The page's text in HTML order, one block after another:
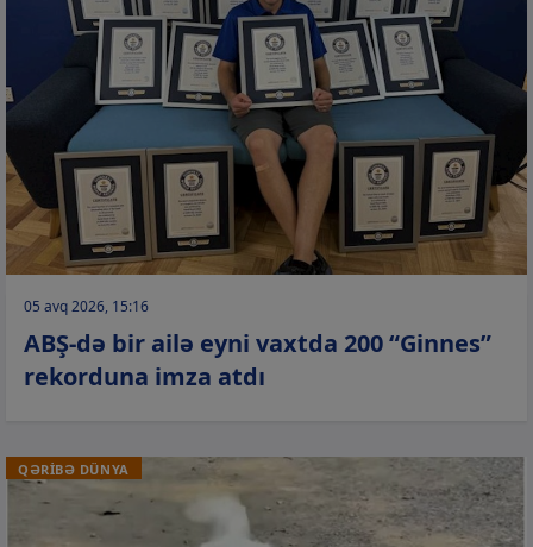
05 avq 2026, 15:16
ABŞ-də bir ailə eyni vaxtda 200 “Ginnes”
rekorduna imza atdı
QƏRİBƏ DÜNYA